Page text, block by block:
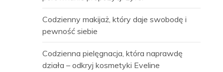
Codzienny makijaż, który daje swobodę i
pewność siebie
Codzienna pielęgnacja, która naprawdę
działa – odkryj kosmetyki Eveline